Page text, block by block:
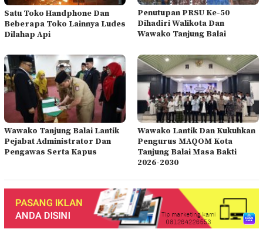
Satu Toko Handphone Dan
Beberapa Toko Lainnya Ludes
Dilahap Api
Penutupan PRSU Ke-50
Dihadiri Walikota Dan
Wawako Tanjung Balai
Wawako Tanjung Balai Lantik
Pejabat Administrator Dan
Pengawas Serta Kapus
Wawako Lantik Dan Kukuhkan
Pengurus MAQOM Kota
Tanjung Balai Masa Bakti
2026-2030